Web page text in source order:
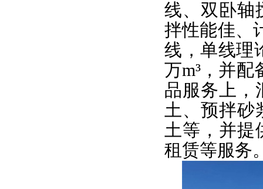
线、双卧轴
拌性能佳、
线，单线理
万m³，并
品服务上，
土、预拌砂
土等，并提
租赁等服务